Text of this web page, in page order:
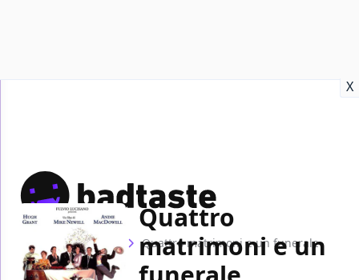
X
Home Film Quattro matrimoni e un funerale
Quattro
matrimoni e un